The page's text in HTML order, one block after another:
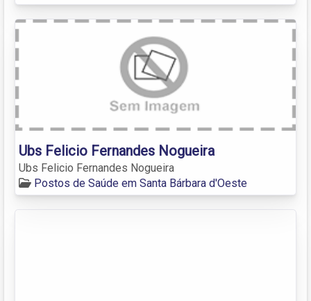
Ubs Felicio Fernandes Nogueira
Ubs Felicio Fernandes Nogueira
Postos de Saúde em Santa Bárbara d'Oeste